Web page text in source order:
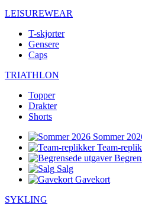
LEISUREWEAR
T-skjorter
Gensere
Caps
TRIATHLON
Topper
Drakter
Shorts
Sommer
Team-
Salg
Gavekort
SYKLING